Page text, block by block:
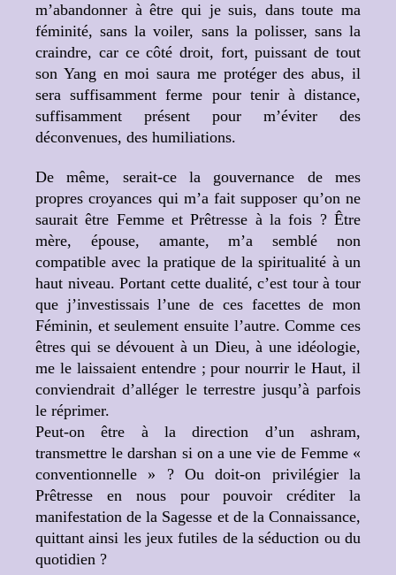
m’abandonner à être qui je suis, dans toute ma
féminité, sans la voiler, sans la polisser, sans la
craindre, car ce côté droit, fort, puissant de tout
son Yang en moi saura me protéger des abus, il
sera suffisamment ferme pour tenir à distance,
suffisamment présent pour m’éviter des
déconvenues, des humiliations.
De même, serait-ce la gouvernance de mes
propres croyances qui m’a fait supposer qu’on ne
saurait être Femme et Prêtresse à la fois ? Être
mère, épouse, amante, m’a semblé non
compatible avec la pratique de la spiritualité à un
haut niveau. Portant cette dualité, c’est tour à tour
que j’investissais l’une de ces facettes de mon
Féminin, et seulement ensuite l’autre. Comme ces
êtres qui se dévouent à un Dieu, à une idéologie,
me le laissaient entendre ; pour nourrir le Haut, il
conviendrait d’alléger le terrestre jusqu’à parfois
le réprimer.
Peut-on être à la direction d’un ashram,
transmettre le darshan si on a une vie de Femme «
conventionnelle » ? Ou doit-on privilégier la
Prêtresse en nous pour pouvoir créditer la
manifestation de la Sagesse et de la Connaissance,
quittant ainsi les jeux futiles de la séduction ou du
quotidien ?